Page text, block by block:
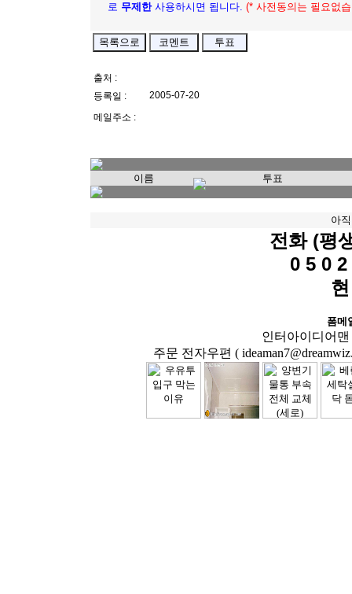
로 무제한사용하시면 됩니다. (* 사전동의는 필요없
출처 :
등록일 :
2005-07-20
메일주소 :
이름 투표
아
전화 (평
0 5 0
폼메
인터아이디어맨
주문 전자우편 (